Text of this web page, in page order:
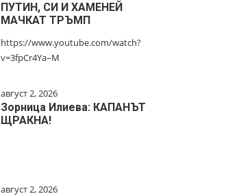
ПУТИН, СИ И ХАМЕНЕЙ
МАЧКАТ ТРЪМП
https://www.youtube.com/watch?
v=3fpCr4Ya–M
август 2, 2026
Зорница Илиева: КАПАНЪТ
ЩРАКНА!
август 2, 2026